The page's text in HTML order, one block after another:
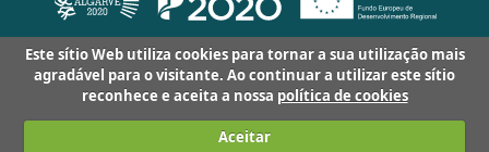
Este sítio Web utiliza cookies para tornar a sua utilização mais
agradável para o visitante. Ao continuar a utilizar este sítio
reconhece e aceita a nossa política de cookies
Aceitar